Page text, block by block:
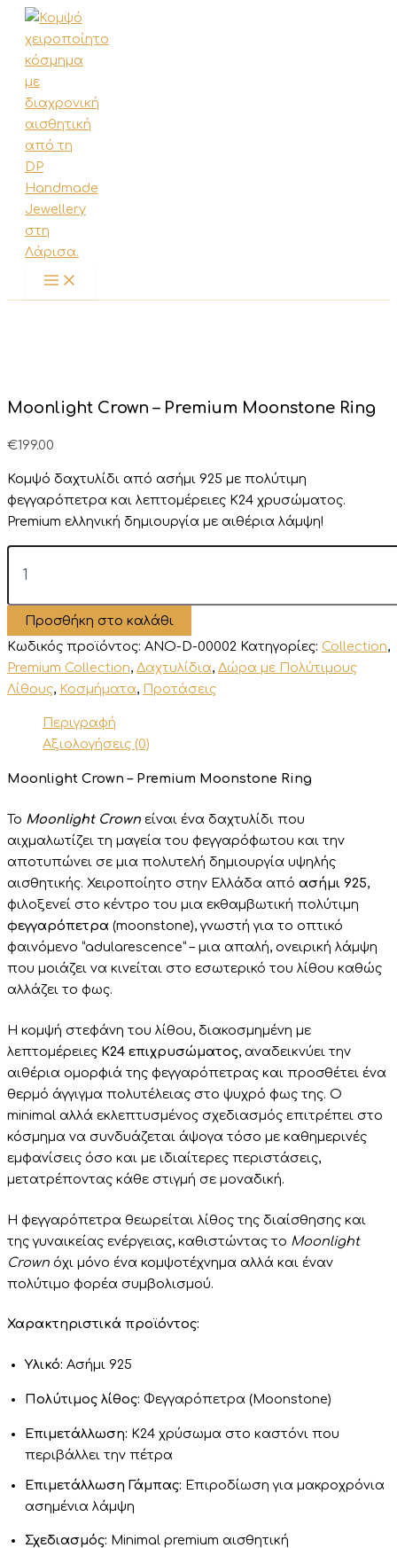
Μετάβαση
στο
περιεχόμενο
Moonlight Crown – Premium Moonstone Ring
€199.00
Κομψό δαχτυλίδι από ασήμι 925 με πολύτιμη
φεγγαρόπετρα και λεπτομέρειες Κ24 χρυσώματος.
Premium ελληνική δημιουργία με αιθέρια λάμψη!
Moonlight
Crown
Premium
Moonstone
Ring
Προσθήκη στο καλάθι
Κωδικός προϊόντος: ANO-D-00002 Κατηγορίες: Collection,
Premium Collection, Δαχτυλίδια, Δώρα με Πολύτιμους
Λίθους, Κοσμήματα, Προτάσεις
Περιγραφή
Αξιολογήσεις (0)
Moonlight Crown – Premium Moonstone Ring
Το Moonlight Crown είναι ένα δαχτυλίδι που
αιχμαλωτίζει τη μαγεία του φεγγαρόφωτου και την
αποτυπώνει σε μια πολυτελή δημιουργία υψηλής
αισθητικής. Χειροποίητο στην Ελλάδα από ασήμι 925,
φιλοξενεί στο κέντρο του μια εκθαμβωτική πολύτιμη
φεγγαρόπετρα (moonstone), γνωστή για το οπτικό
φαινόμενο “adularescence” – μια απαλή, ονειρική λάμψη
που μοιάζει να κινείται στο εσωτερικό του λίθου καθώς
αλλάζει το φως.
Η κομψή στεφάνη του λίθου, διακοσμημένη με
λεπτομέρειες Κ24 επιχρυσώματος, αναδεικνύει την
αιθέρια ομορφιά της φεγγαρόπετρας και προσθέτει ένα
θερμό άγγιγμα πολυτέλειας στο ψυχρό φως της. Ο
minimal αλλά εκλεπτυσμένος σχεδιασμός επιτρέπει στο
κόσμημα να συνδυάζεται άψογα τόσο με καθημερινές
εμφανίσεις όσο και με ιδιαίτερες περιστάσεις,
μετατρέποντας κάθε στιγμή σε μοναδική.
Η φεγγαρόπετρα θεωρείται λίθος της διαίσθησης και
της γυναικείας ενέργειας, καθιστώντας το Moonlight
Crown όχι μόνο ένα κομψοτέχνημα αλλά και έναν
πολύτιμο φορέα συμβολισμού.
Χαρακτηριστικά προϊόντος:
Υλικό: Ασήμι 925
Πολύτιμος λίθος: Φεγγαρόπετρα (Moonstone)
Επιμετάλλωση: Κ24 χρύσωμα στο καστόνι που
περιβάλλει την πέτρα
Επιμετάλλωση Γάμπας: Επιροδίωση για μακροχρόνια
ασημένια λάμψη
Σχεδιασμός: Minimal premium αισθητική